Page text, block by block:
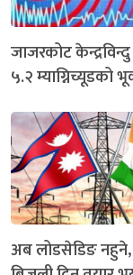
जाजरकोट
५.२ म्याग्निच्यूडको
अब लोडसेडिङ